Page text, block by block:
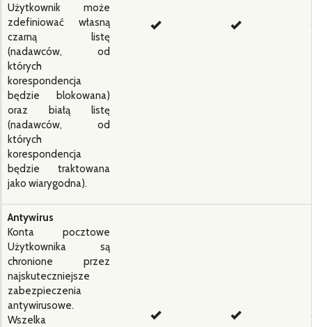
Użytkownik może
zdefiniować własną
czarną listę
(nadawców, od
których
korespondencja
będzie blokowana)
oraz białą listę
(nadawców, od
których
korespondencja
będzie traktowana
jako wiarygodna).
Antywirus
Konta pocztowe
Użytkownika są
chronione przez
najskuteczniejsze
zabezpieczenia
antywirusowe.
Wszelka